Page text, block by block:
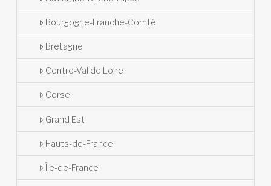
Bourgogne-Franche-Comté
Bretagne
Centre-Val de Loire
Corse
Grand Est
Hauts-de-France
Île-de-France